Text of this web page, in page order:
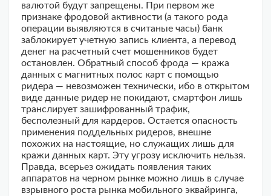
валютой будут запрещены. При первом же
признаке фродовой активности (а такого рода
операции выявляются в считаные часы) банк
заблокирует учетную запись клиента, а перевод
денег на расчетный счет мошенников будет
остановлен. Обратный способ фрода — кража
данных с магнитных полос карт с помощью
ридера — невозможен технически, ибо в открытом
виде данные ридер не покидают, смартфон лишь
транслирует зашифрованный трафик,
бесполезный для кардеров. Остается опасность
применения поддельных ридеров, внешне
похожих на настоящие, но служащих лишь для
кражи данных карт. Эту угрозу исключить нельзя.
Правда, всерьез ожидать появления таких
аппаратов на черном рынке можно лишь в случае
взрывного роста рынка мобильного эквайринга,